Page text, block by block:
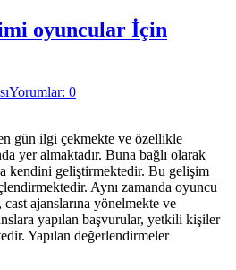
oyuncular İçin
Yorumlar: 0
gün ilgi çekmekte ve özellikle
yer almaktadır. Buna bağlı olarak
kendini geliştirmektedir. Bu gelişim
Aynı zamanda oyuncu
ajanslarına yönelmekte ve
yapılan başvurular, yetkili kişiler
Yapılan değerlendirmeler